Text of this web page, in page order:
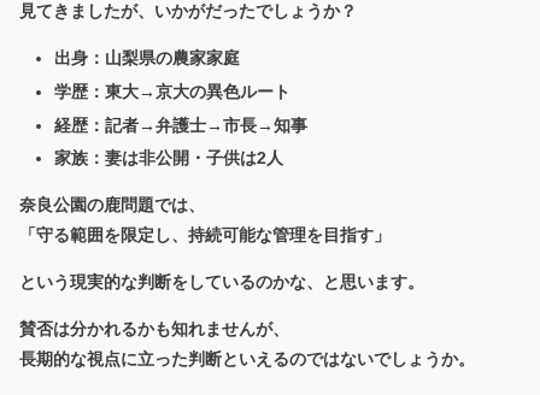
見てきましたが、いかがだったでしょうか？
出身：山梨県の農家家庭
学歴：東大→京大の異色ルート
経歴：記者→弁護士→市長→知事
家族：妻は非公開・子供は2人
奈良公園の鹿問題では、
「守る範囲を限定し、持続可能な管理を目指す」
という現実的な判断をしているのかな、と思います。
賛否は分かれるかも知れませんが、
長期的な視点に立った判断といえるのではないでしょうか。